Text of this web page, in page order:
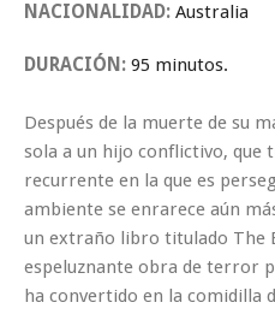
NACIONALIDAD: Australia
DURACIÓN: 95 minutos.
Después de la muerte de su
sola a un hijo conflictivo, que
recurrente en la que es
ambiente se enrarece aún
un extraño libro titulado The
espeluznante obra de terror
ha convertido en la comidilla